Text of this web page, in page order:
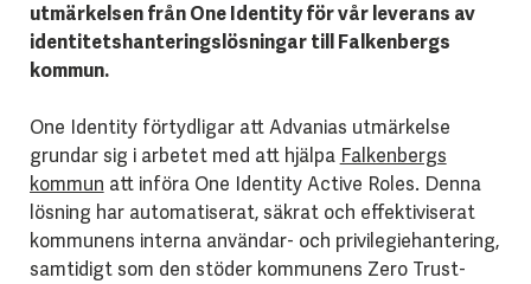
utmärkelsen från One Identity för vår leverans av
identitetshanteringslösningar till Falkenbergs
kommun.
One Identity förtydligar att Advanias utmärkelse
grundar sig i arbetet med att hjälpa Falkenbergs
kommun att införa One Identity Active Roles. Denna
lösning har automatiserat, säkrat och effektiviserat
kommunens interna användar- och privilegiehantering,
samtidigt som den stöder kommunens Zero Trust-